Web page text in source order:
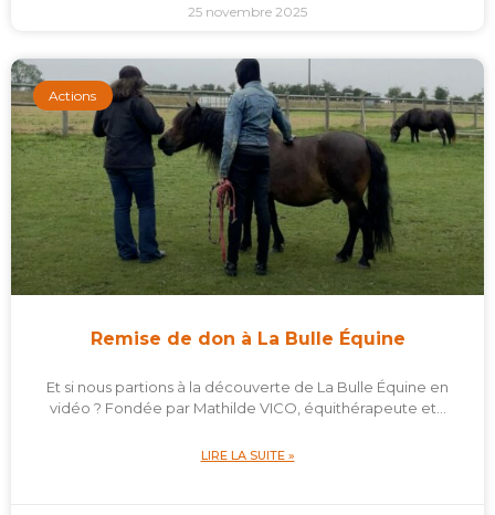
25 novembre 2025
Actions
Remise de don à La Bulle Équine
Et si nous partions à la découverte de La Bulle Équine en
vidéo ? Fondée par Mathilde VICO, équithérapeute et…
LIRE LA SUITE »